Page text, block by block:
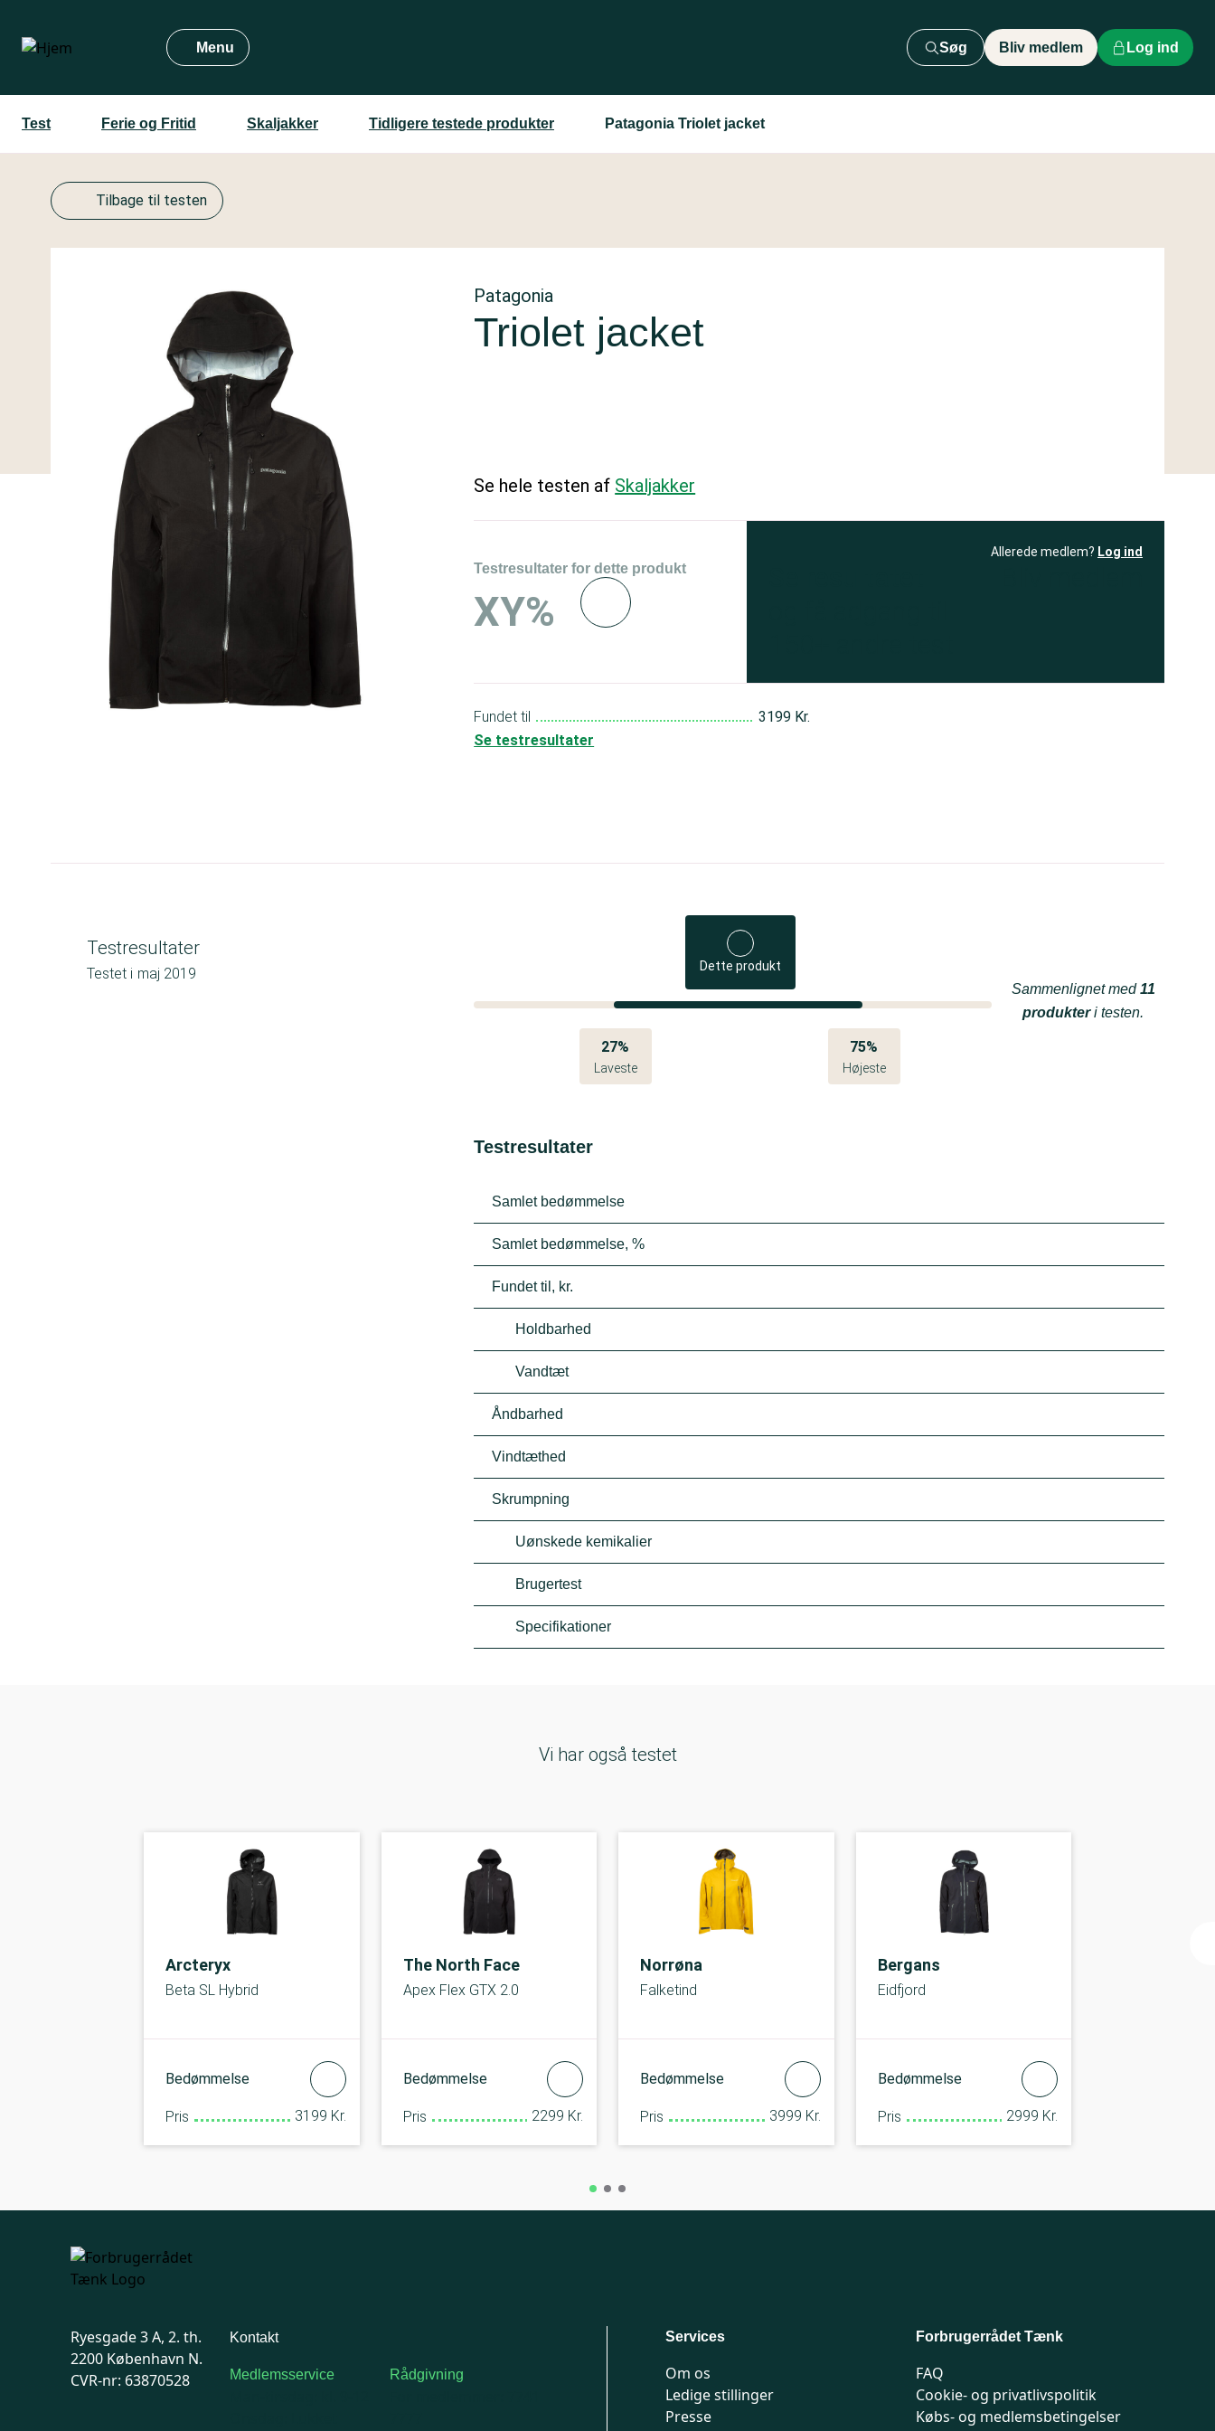
hovedindhold
Menu Søg Bliv medlem Log ind
Test Ferie og Fritid Skaljakker Tidligere testede produkter Patagonia Triolet jacket
Tilbage til testen
Patagonia
Triolet jacket
Se hele testen af Skaljakker
Testresultater for dette produkt
XY%
Allerede medlem? Log ind
Fundet til
3199 Kr.
Se testresultater
Testresultater
Testet i maj 2019 Dette produkt
27%
Laveste
75%
Højeste
Sammenlignet med11
produkteri testen.
Testresultater
Samlet bedømmelse
Samlet bedømmelse, %
Fundet til, kr.
Holdbarhed
Vandtæt
Åndbarhed
Vindtæthed
Skrumpning
Uønskede kemikalier
Brugertest
Specifikationer
Vi har også testet
Arcteryx
Beta SL Hybrid
Bedømmelse
Pris 3199 Kr.
The North Face
Apex Flex GTX 2.0
Bedømmelse
Pris 2299 Kr.
Norrøna
Falketind
Bedømmelse
Pris 3999 Kr.
Bergans
Eidfjord
Bedømmelse
Pris 2999 Kr.
Ryesgade 3 A, 2. th.
2200 København N.
CVR-nr: 63870528
Kontakt
Medlemsservice Rådgivning
Services
Om os
Ledige stillinger
Presse
Forbrugerrådet Tænk
FAQ
Cookie- og privatlivspolitik
Købs- og medlemsbetingelser